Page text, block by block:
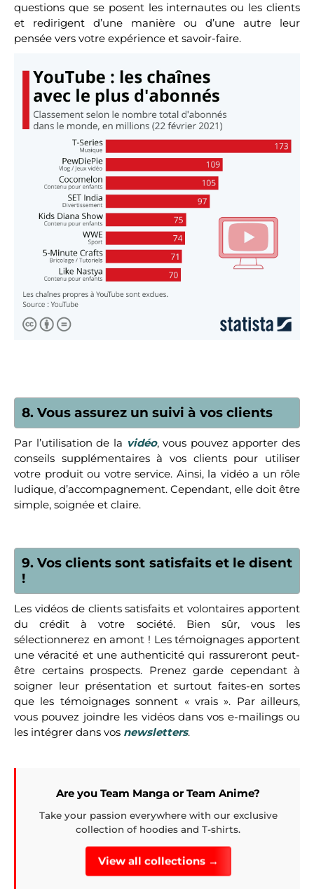
questions que se posent les internautes ou les clients
et redirigent d’une manière ou d’une autre leur
pensée vers votre expérience et savoir-faire.
8. Vous assurez un suivi à vos clients
Par l’utilisation de la vidéo, vous pouvez apporter des
conseils supplémentaires à vos clients pour utiliser
votre produit ou votre service. Ainsi, la vidéo a un rôle
ludique, d’accompagnement. Cependant, elle doit être
simple, soignée et claire.
9. Vos clients sont satisfaits et le disent
!
Les vidéos de clients satisfaits et volontaires apportent
du crédit à votre société. Bien sûr, vous les
sélectionnerez en amont ! Les témoignages apportent
une véracité et une authenticité qui rassureront peut-
être certains prospects. Prenez garde cependant à
soigner leur présentation et surtout faites-en sortes
que les témoignages sonnent « vrais ». Par ailleurs,
vous pouvez joindre les vidéos dans vos e-mailings ou
les intégrer dans vos newsletters.
Are you Team Manga or Team Anime?
Take your passion everywhere with our exclusive
collection of hoodies and T-shirts.
View all collections →